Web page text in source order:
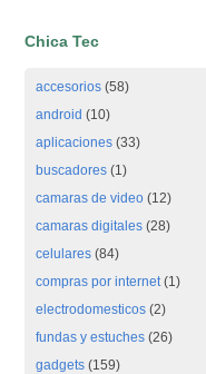
Chica Tec
accesorios (58)
android (10)
aplicaciones (33)
buscadores (1)
camaras de video (12)
camaras digitales (28)
celulares (84)
compras por internet(1)
electrodomesticos (2)
fundas y estuches (26)
gadgets (159)